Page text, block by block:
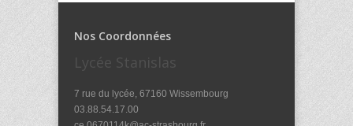
Nos Coordonnées
Lycée Stanislas
7 rue du lycée, 67160 Wissembourg
03.88.54.17.00